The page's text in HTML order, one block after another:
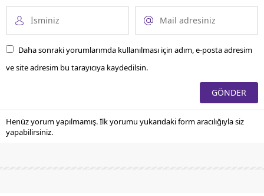
Daha sonraki yorumlarımda kullanılması için adım, e-posta adresim
ve site adresim bu tarayıcıya kaydedilsin.
Henüz yorum yapılmamış. İlk yorumu yukarıdaki form aracılığıyla siz
yapabilirsiniz.